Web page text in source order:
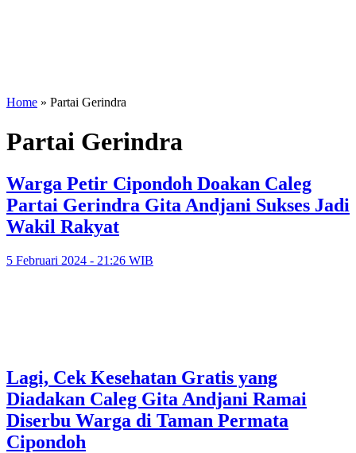
Home » Partai Gerindra
Partai Gerindra
Warga Petir Cipondoh Doakan Caleg
Partai Gerindra Gita Andjani Sukses Jadi
Wakil Rakyat
5 Februari 2024 - 21:26 WIB
Lagi, Cek Kesehatan Gratis yang
Diadakan Caleg Gita Andjani Ramai
Diserbu Warga di Taman Permata
Cipondoh